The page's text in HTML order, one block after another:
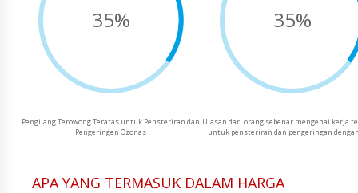
35%
Pengilang Terowong Teratas untuk Pensteriran dan
Pengeringen Ozonas
35%
Ulasan darI orang sebenar mengenai kerja
untuk pensteriran dan pengeringan
APA YANG TERMASUK DALAM HARGA